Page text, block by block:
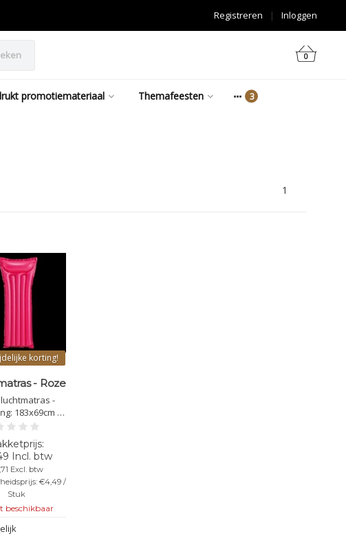
Inloggen
|
Registreren
0
promotiemateriaal Themafeesten
1
korting!
- Roze
-
183x69cm -
roze
Incl. btw
Excl. btw
€4,49 /
Stuk
beschikbaar